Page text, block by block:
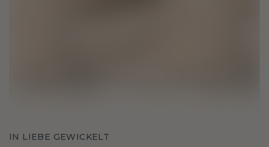
IN LIEBE GEWICKELT